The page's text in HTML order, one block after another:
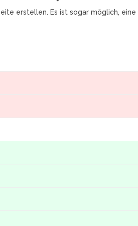
erstellen. Es ist sogar möglich, eine